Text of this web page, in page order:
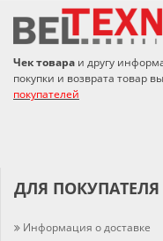
Чек товара и другу
покупки и возврата товар
покупателей
ДЛЯ ПОКУПАТЕЛЯ
Информация о доставке